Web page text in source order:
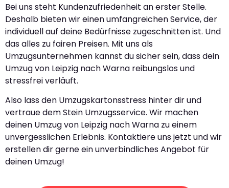
Bei uns steht Kundenzufriedenheit an erster Stelle.
Deshalb bieten wir einen umfangreichen Service, der
individuell auf deine Bedürfnisse zugeschnitten ist. Und
das alles zu fairen Preisen. Mit uns als
Umzugsunternehmen kannst du sicher sein, dass dein
Umzug von Leipzig nach Warna reibungslos und
stressfrei verläuft.
Also lass den Umzugskartonsstress hinter dir und
vertraue dem Stein Umzugsservice. Wir machen
deinen Umzug von Leipzig nach Warna zu einem
unvergesslichen Erlebnis. Kontaktiere uns jetzt und wir
erstellen dir gerne ein unverbindliches Angebot für
deinen Umzug!